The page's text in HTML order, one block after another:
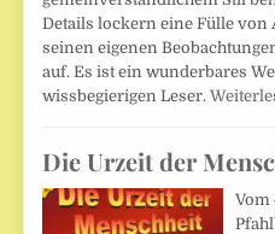
Details lockern eine Fülle von
seinen eigenen
auf. Es ist ein wunderbares
wissbegierigen Leser.
Die Urzeit der
Vom